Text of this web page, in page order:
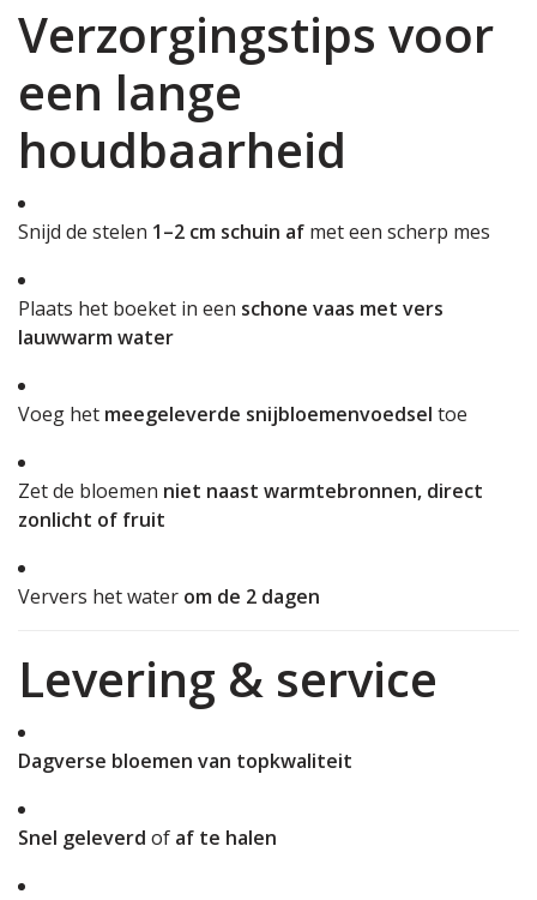
Verzorgingstips voor
een lange
houdbaarheid
Snijd de stelen 1–2 cm schuin af met een scherp mes
Plaats het boeket in een schone vaas met vers
lauwwarm water
Voeg het meegeleverde snijbloemenvoedsel toe
Zet de bloemen niet naast warmtebronnen, direct
zonlicht of fruit
Ververs het water om de 2 dagen
Levering & service
Dagverse bloemen van topkwaliteit
Snel geleverd of af te halen